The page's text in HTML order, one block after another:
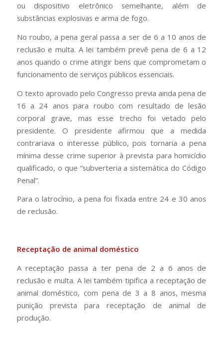
ou dispositivo eletrônico semelhante, além de
substâncias explosivas e arma de fogo.
No roubo, a pena geral passa a ser de 6 a 10 anos de
reclusão e multa. A lei também prevê pena de 6 a 12
anos quando o crime atingir bens que comprometam o
funcionamento de serviços públicos essenciais.
O texto aprovado pelo Congresso previa ainda pena de
16 a 24 anos para roubo com resultado de lesão
corporal grave, mas esse trecho foi vetado pelo
presidente. O presidente afirmou que a medida
contrariava o interesse público, pois tornaria a pena
mínima desse crime superior à prevista para homicídio
qualificado, o que “subverteria a sistemática do Código
Penal”.
Para o latrocínio, a pena foi fixada entre 24 e 30 anos
de reclusão.
Receptação de animal doméstico
A receptação passa a ter pena de 2 a 6 anos de
reclusão e multa. A lei também tipifica a receptação de
animal doméstico, com pena de 3 a 8 anos, mesma
punição prevista para receptação de animal de
produção.